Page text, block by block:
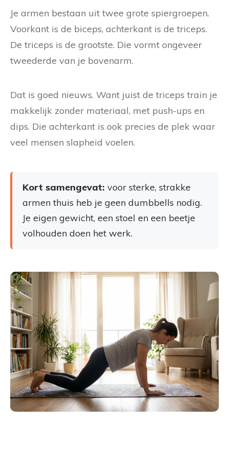
Je armen bestaan uit twee grote spiergroepen.
Voorkant is de biceps, achterkant is de triceps.
De triceps is de grootste. Die vormt ongeveer
tweederde van je bovenarm.
Dat is goed nieuws. Want juist de triceps train je
makkelijk zonder materiaal, met push-ups en
dips. Die achterkant is ook precies de plek waar
veel mensen slapheid voelen.
Kort samengevat: voor sterke, strakke
armen thuis heb je geen dumbbells nodig.
Je eigen gewicht, een stoel en een beetje
volhouden doen het werk.